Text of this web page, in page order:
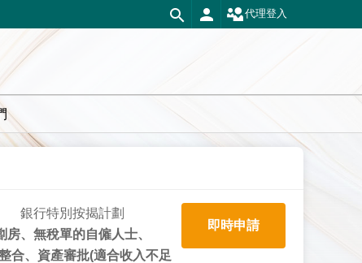
代理登入
銀行特別按揭計劃
房、無稅單的自僱人士、
合、資產審批(適合收入不足
即時申請